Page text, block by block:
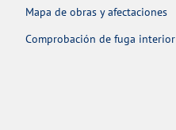
Mapa de obras y afectaciones
Comprobación de fuga interior